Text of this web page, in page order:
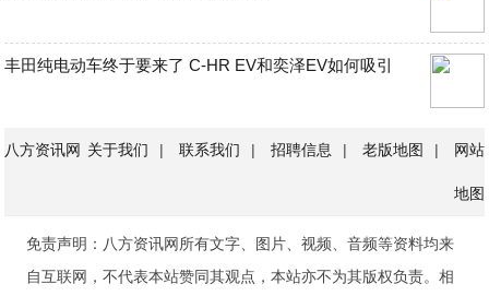
丰田纯电动车终于要来了 C-HR EV和奕泽EV如何吸引
八方资讯网 关于我们 | 联系我们 | 招聘信息 | 老版地图 | 网站
地图
免责声明：八方资讯网所有文字、图片、视频、音频等资料均来
自互联网，不代表本站赞同其观点，本站亦不为其版权负责。相